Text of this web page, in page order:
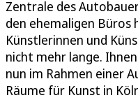
Zentrale des
den ehemaligen Büros
Künstlerinnen und
nicht mehr lange.
nun im Rahmen einer
Räume für Kunst in